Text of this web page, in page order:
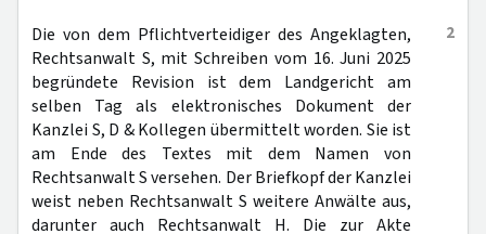
2
Die von dem Pflichtverteidiger des Angeklagten,
Rechtsanwalt S, mit Schreiben vom 16. Juni 2025
begründete Revision ist dem Landgericht am
selben Tag als elektronisches Dokument der
Kanzlei S, D & Kollegen übermittelt worden. Sie ist
am Ende des Textes mit dem Namen von
Rechtsanwalt S versehen. Der Briefkopf der Kanzlei
weist neben Rechtsanwalt S weitere Anwälte aus,
darunter auch Rechtsanwalt H. Die zur Akte